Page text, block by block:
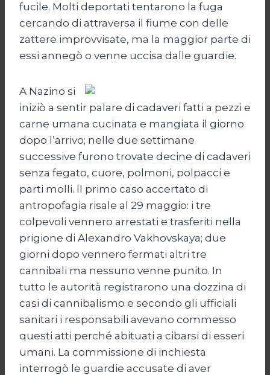
fucile. Molti deportati tentarono la fuga
cercando di attraversa il fiume con delle
zattere improvvisate, ma la maggior parte di
essi annegò o venne uccisa dalle guardie.
A Nazino si
iniziò a sentir palare di cadaveri fatti a pezzi e
carne umana cucinata e mangiata il giorno
dopo l’arrivo; nelle due settimane
successive furono trovate decine di cadaveri
senza fegato, cuore, polmoni, polpacci e
parti molli. Il primo caso accertato di
antropofagia risale al 29 maggio: i tre
colpevoli vennero arrestati e trasferiti nella
prigione di Alexandro Vakhovskaya; due
giorni dopo vennero fermati altri tre
cannibali ma nessuno venne punito. In
tutto le autorità registrarono una dozzina di
casi di cannibalismo e secondo gli ufficiali
sanitari i responsabili avevano commesso
questi atti perché abituati a cibarsi di esseri
umani. La commissione di inchiesta
interrogò le guardie accusate di aver